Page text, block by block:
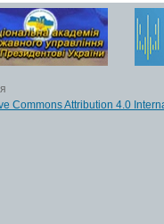
Commons Attribution 4.0